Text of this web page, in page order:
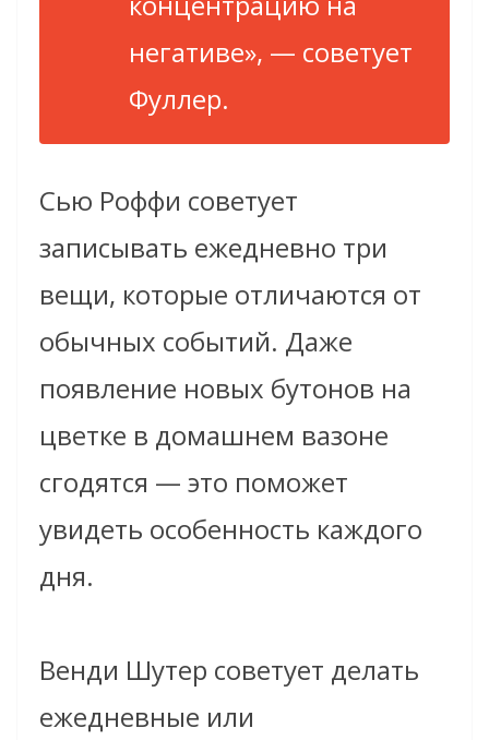
негативе», — советует
Фуллер.
Сью Роффи советует
записывать ежедневно три
вещи, которые отличаются от
обычных событий. Даже
появление новых бутонов на
цветке в домашнем вазоне
сгодятся — это поможет
увидеть особенность каждого
дня.
Венди Шутер советует делать
ежедневные или